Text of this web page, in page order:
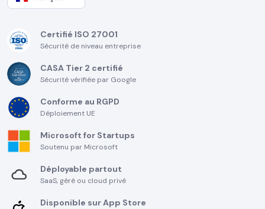
Certifié ISO 27001
Sécurité de niveau entreprise
CASA Tier 2 certifié
Sécurité vérifiée par Google
Conforme au RGPD
Déploiement UE
Microsoft for Startups
Soutenu par Microsoft
Déployable partout
SaaS, géré ou cloud privé
Disponible sur App Store